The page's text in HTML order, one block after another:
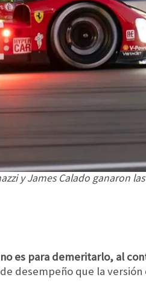
y James Calado ganaron
es para demeritarlo, al
de desempeño que la versión